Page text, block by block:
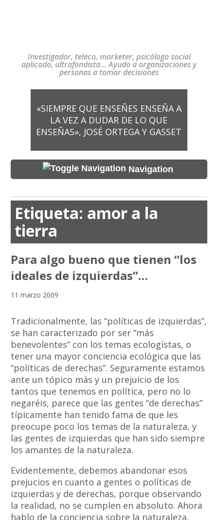
Investigador, teleco, marketer, psicólogo social
aplicado, ultrafondista… Ayudo a organizaciones y
personas a tomar decisiones
«SIEMPRE QUE ENSEÑES ENSEÑA A
LA VEZ A DUDAR DE LO QUE
ENSEÑAS», JOSÉ ORTEGA Y GASSET
Navigation
Etiqueta: amor a la
tierra
Para algo bueno que tienen “los
ideales de izquierdas”…
11 marzo 2009
Tradicionalmente, las “políticas de izquierdas”,
se han caracterizado por ser “más
benevolentes” con los temas ecologístas, o
tener una mayor conciencia ecológica que las
“políticas de derechas”. Seguramente estamos
ante un tópico más y un prejuicio de los
tantos que tenemos en política, pero no lo
negaréis, parece que las gentes “de derechas”
típicamente han tenido fama de que les
preocupe poco los temas de la naturaleza, y
las gentes de izquierdas que han sido siempre
los amantes de la naturaleza.
Evidentemente, debemos abandonar esos
prejucios en cuanto a gentes o políticas de
izquierdas y de derechas, porque observando
la realidad, no se cumplen en absoluto. Ahora
hablo de la conciencia sobre la naturaleza,